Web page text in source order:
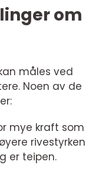
om
måles ved
Noen av de
mye kraft som
rivestyrken
er teipen.